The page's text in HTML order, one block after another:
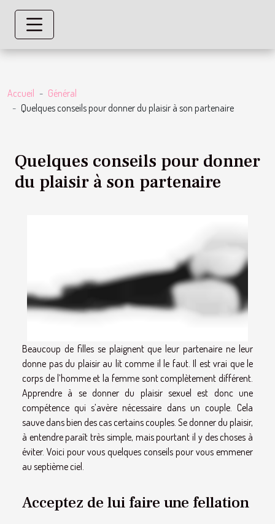
Accueil
Général
Quelques conseils pour donner du plaisir à son partenaire
Quelques conseils pour donner
du plaisir à son partenaire
Beaucoup de filles se plaignent que leur partenaire ne leur
donne pas du plaisir au lit comme il le faut. Il est vrai que le
corps de l’homme et la femme sont complètement différent.
Apprendre à se donner du plaisir sexuel est donc une
compétence qui s’avère nécessaire dans un couple. Cela
sauve dans bien des cas certains couples. Se donner du plaisir,
à entendre paraît très simple, mais pourtant il y des choses à
éviter. Voici pour vous quelques conseils pour vous emmener
au septième ciel.
Acceptez de lui faire une fellation